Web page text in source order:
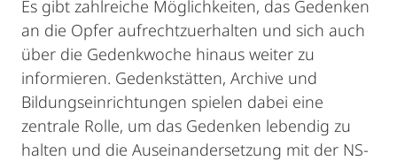
Es gibt zahlreiche Möglichkeiten, das Gedenken
an die Opfer aufrechtzuerhalten und sich auch
über die Gedenkwoche hinaus weiter zu
informieren. Gedenkstätten, Archive und
Bildungseinrichtungen spielen dabei eine
zentrale Rolle, um das Gedenken lebendig zu
halten und die Auseinandersetzung mit der NS-